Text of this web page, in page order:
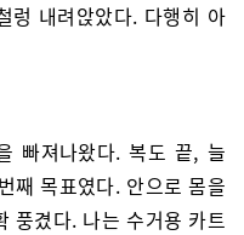
렁 내려앉았다. 다행히 아
빠져나왔다. 복도 끝, 늘
째 목표였다. 안으로 몸을
풍겼다. 나는 수거용 카트